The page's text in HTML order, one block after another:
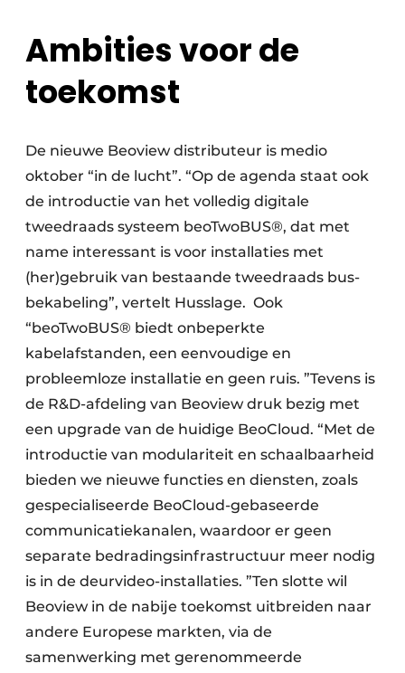
Ambities voor de
toekomst
De nieuwe Beoview distributeur is medio
oktober “in de lucht”. “Op de agenda staat ook
de introductie van het volledig digitale
tweedraads systeem beoTwoBUS®, dat met
name interessant is voor installaties met
(her)gebruik van bestaande tweedraads bus-
bekabeling”, vertelt Husslage. Ook
“beoTwoBUS® biedt onbeperkte
kabelafstanden, een eenvoudige en
probleemloze installatie en geen ruis. ”Tevens is
de R&D-afdeling van Beoview druk bezig met
een upgrade van de huidige BeoCloud. “Met de
introductie van modulariteit en schaalbaarheid
bieden we nieuwe functies en diensten, zoals
gespecialiseerde BeoCloud-gebaseerde
communicatiekanalen, waardoor er geen
separate bedradingsinfrastructuur meer nodig
is in de deurvideo-installaties. ”Ten slotte wil
Beoview in de nabije toekomst uitbreiden naar
andere Europese markten, via de
samenwerking met gerenommeerde